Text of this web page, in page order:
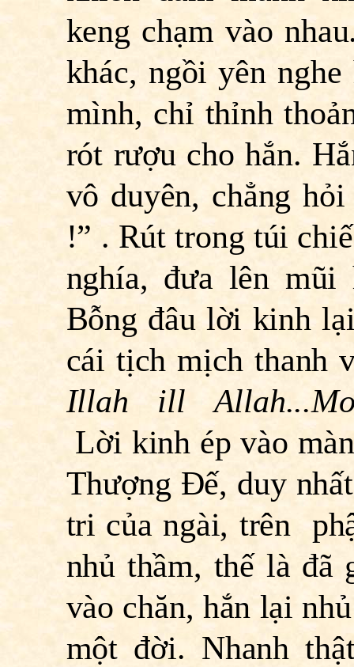
keng chạm vào
khác, ngồi yên
mình, chỉ thỉnh
rót rượu cho hắn.
vô duyên, chẳng
!” . Rút trong túi
nghía, đưa lên
Bỗng đâu lời kinh
cái tịch mịch thanh
Illah ill
Lời kinh ép vào
Thượng Ðế, duy
tri của ngài, trên
nhủ thầm, thế là đã
vào chăn, hắn lại
một đời. Nhanh